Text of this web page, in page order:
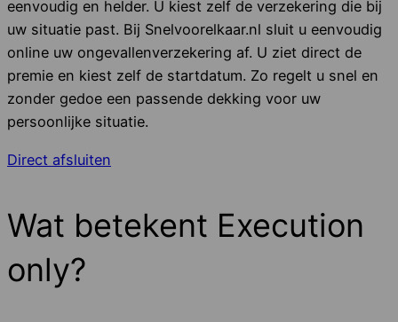
eenvoudig en helder. U kiest zelf de verzekering die bij
uw situatie past. Bij Snelvoorelkaar.nl sluit u eenvoudig
online uw ongevallenverzekering af. U ziet direct de
premie en kiest zelf de startdatum. Zo regelt u snel en
zonder gedoe een passende dekking voor uw
persoonlijke situatie.
Direct afsluiten
Wat betekent Execution
only?